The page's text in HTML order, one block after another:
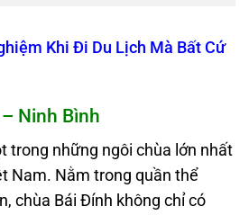
Khi Đi Du Lịch Mà Bất Cứ
Ninh Bình
trong những ngôi chùa lớn nhất
Nam. Nằm trong quần thể
chùa Bái Đính không chỉ có